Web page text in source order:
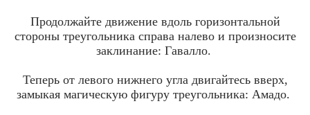
Продолжайте движение вдоль горизонтальной
стороны треугольника справа налево и произносите
заклинание: Гавалло.
Теперь от левого нижнего угла двигайтесь вверх,
замыкая магическую фигуру треугольника: Амадо.